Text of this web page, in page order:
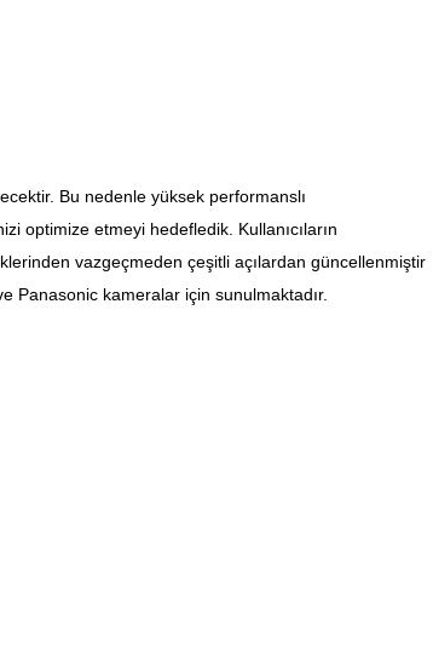
Bu nedenle yüksek performanslı
optimize etmeyi hedefledik. Kullanıcıların
vazgeçmeden çeşitli açılardan güncellenmiştir
Panasonic kameralar için sunulmaktadır.